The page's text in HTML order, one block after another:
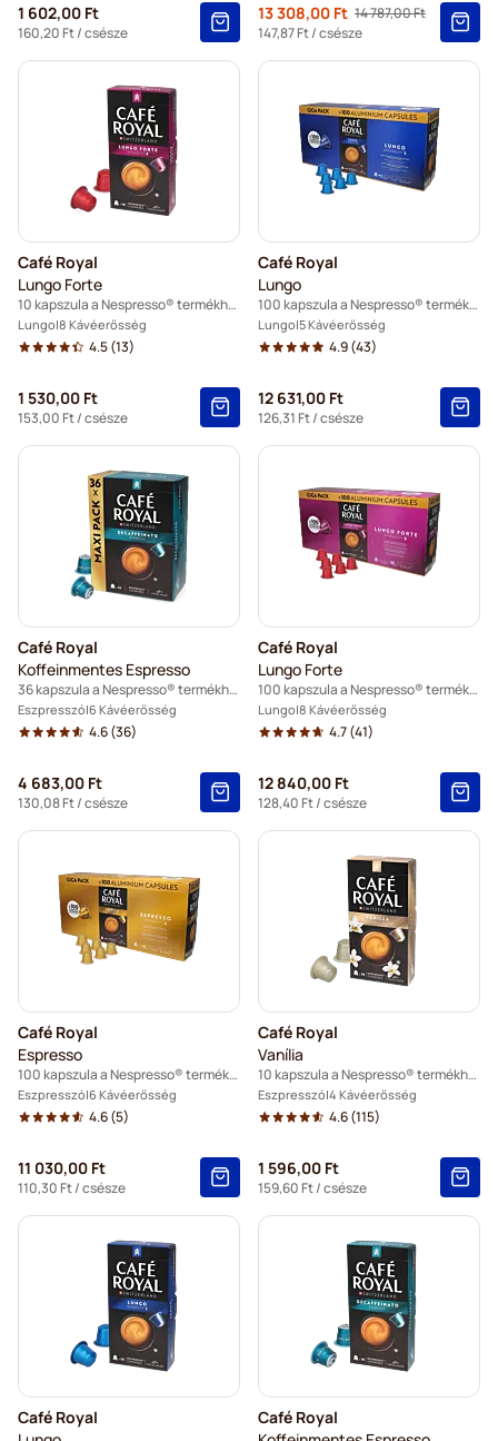
1 602,00 Ft
160,20 Ft/ csésze
Regular Price
14 787,00 Ft
As low as
13 308,00 Ft
147,87 Ft/ csésze
Café Royal
Lungo Forte
10 kapszula a Nespresso® termékhez
Lungo 8 Kávéerősség
4.5(13)
1 530,00 Ft
153,00 Ft/ csésze
Café Royal
Lungo
100 kapszula a Nespresso® termékhez
Lungo 5 Kávéerősség
4.9(43)
12 631,00 Ft
126,31 Ft/ csésze
Café Royal
Koffeinmentes Espresso
36 kapszula a Nespresso® termékhez
Eszpresszó 6 Kávéerősség
4.6(36)
4 683,00 Ft
130,08 Ft/ csésze
Café Royal
Lungo Forte
100 kapszula a Nespresso® termékhez
Lungo 8 Kávéerősség
4.7(41)
12 840,00 Ft
128,40 Ft/ csésze
Café Royal
Espresso
100 kapszula a Nespresso® termékhez
Eszpresszó 6 Kávéerősség
4.6(5)
11 030,00 Ft
110,30 Ft/ csésze
Café Royal
Vanília
10 kapszula a Nespresso® termékhez
Eszpresszó 4 Kávéerősség
4.6(115)
1 596,00 Ft
159,60 Ft/ csésze
Café Royal
Café Royal